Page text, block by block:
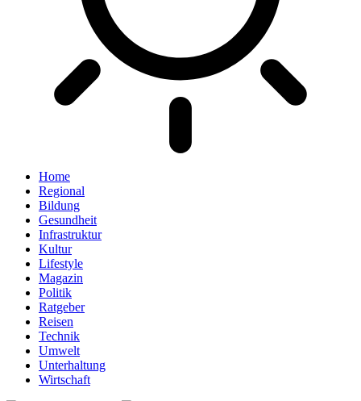
Home
Regional
Bildung
Gesundheit
Infrastruktur
Kultur
Lifestyle
Magazin
Politik
Ratgeber
Reisen
Technik
Umwelt
Unterhaltung
Wirtschaft